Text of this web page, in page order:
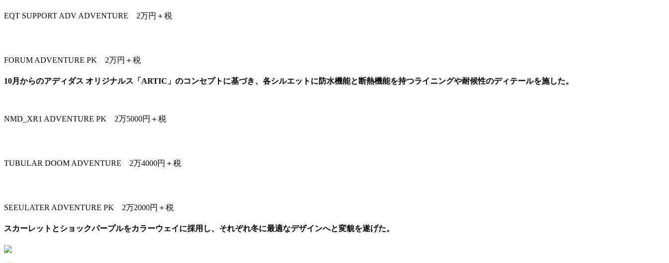
EQT SUPPORT ADV ADVENTURE 2万円＋税
FORUM ADVENTURE PK 2万円＋税
10月からのアディダス オリジナルス「ARTIC」のコンセプトに基づき、各シルエットに防水機能と断熱機能を持つライニングや耐候性のディテールを施した。
NMD_XR1 ADVENTURE PK 2万5000円＋税
TUBULAR DOOM ADVENTURE 2万4000円＋税
SEEULATER ADVENTURE PK 2万2000円＋税
スカーレットとショックパープルをカラーウェイに採用し、それぞれ冬に最適なデザインへと変貌を遂げた。